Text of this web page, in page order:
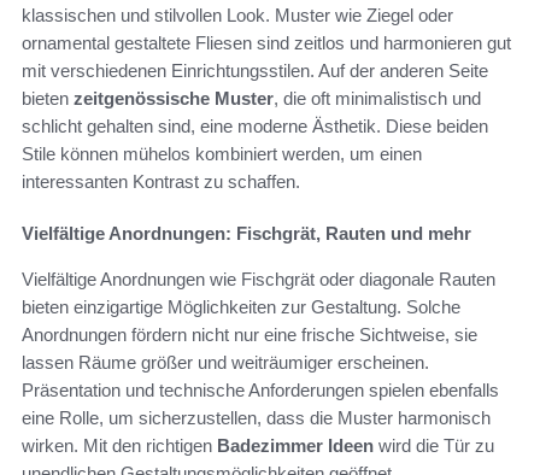
klassischen und stilvollen Look. Muster wie Ziegel oder
ornamental gestaltete Fliesen sind zeitlos und harmonieren gut
mit verschiedenen Einrichtungsstilen. Auf der anderen Seite
bieten zeitgenössische Muster, die oft minimalistisch und
schlicht gehalten sind, eine moderne Ästhetik. Diese beiden
Stile können mühelos kombiniert werden, um einen
interessanten Kontrast zu schaffen.
Vielfältige Anordnungen: Fischgrät, Rauten und mehr
Vielfältige Anordnungen wie Fischgrät oder diagonale Rauten
bieten einzigartige Möglichkeiten zur Gestaltung. Solche
Anordnungen fördern nicht nur eine frische Sichtweise, sie
lassen Räume größer und weiträumiger erscheinen.
Präsentation und technische Anforderungen spielen ebenfalls
eine Rolle, um sicherzustellen, dass die Muster harmonisch
wirken. Mit den richtigen Badezimmer Ideen wird die Tür zu